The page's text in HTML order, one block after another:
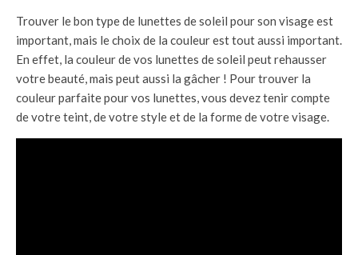
Trouver le bon type de lunettes de soleil pour son visage est
important, mais le choix de la couleur est tout aussi important.
En effet, la couleur de vos lunettes de soleil peut rehausser
votre beauté, mais peut aussi la gâcher ! Pour trouver la
couleur parfaite pour vos lunettes, vous devez tenir compte
de votre teint, de votre style et de la forme de votre visage.